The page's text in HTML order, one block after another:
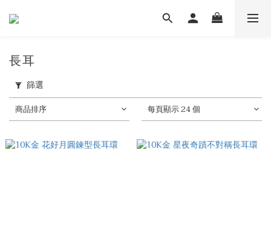
長耳
篩選
商品排序 每頁顯示 24 個